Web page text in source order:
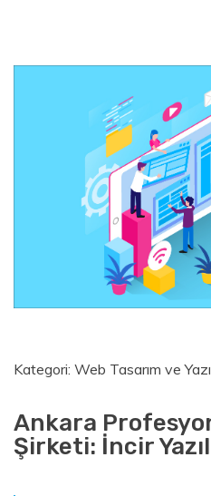
Kategori: Web Tasarım ve
Ankara
Şirketi: İncir